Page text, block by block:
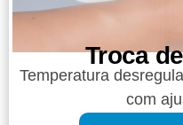
Troca
Temperatura
com